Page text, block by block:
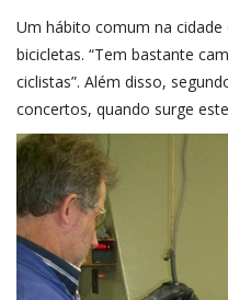
Um hábito comum na
bicicletas. “Tem bastante
ciclistas”. Além disso,
concertos, quando surge